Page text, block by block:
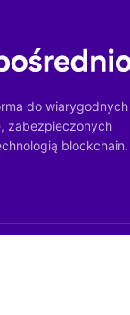
do wiarygodnych
zabezpieczonych
blockchain.